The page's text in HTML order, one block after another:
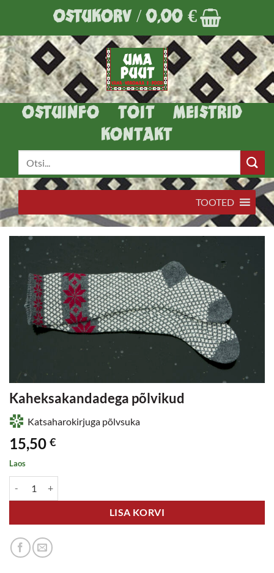
content
OSTUKORV /0,00 €
OSTUINFO TOIT
MEISTRID
KONTAKT
TOOTED
Kaheksakandadega põlvikud
Katsaharokirjuga põlvsuka
15,50 €
Laos
LISA KORVI